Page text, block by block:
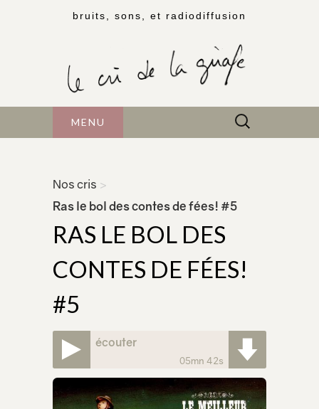
bruits, sons, et radiodiffusion
MENU Rechercher :
Nos cris >
Ras le bol des contes de fées! #5
RAS LE BOL DES
CONTES DE FÉES!
#5
écouter
05mn 42s